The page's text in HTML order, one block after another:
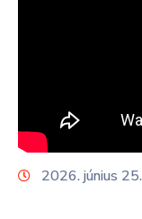
Keresés
2026. június 25.